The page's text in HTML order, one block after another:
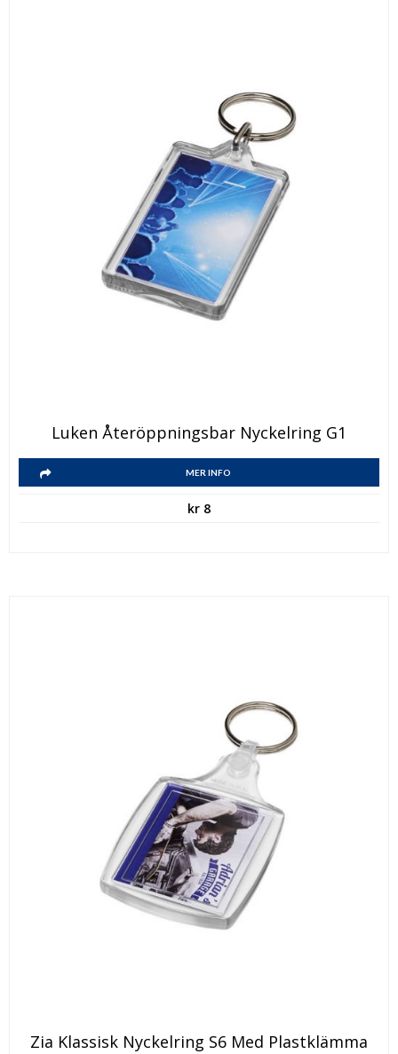
Luken Återöppningsbar Nyckelring G1
MER INFO
kr 8
Zia Klassisk Nyckelring S6 Med Plastklämma